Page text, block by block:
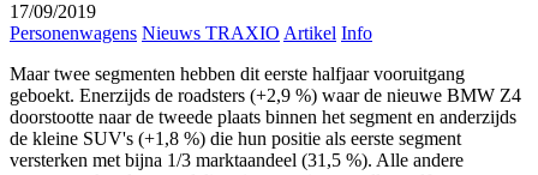
17/09/2019
Personenwagens Nieuws TRAXIO Artikel Info
Maar twee segmenten hebben dit eerste halfjaar vooruitgang
geboekt. Enerzijds de roadsters (+2,9 %) waar de nieuwe BMW Z4
doorstootte naar de tweede plaats binnen het segment en anderzijds
de kleine SUV's (+1,8 %) die hun positie als eerste segment
versterken met bijna 1/3 marktaandeel (31,5 %). Alle andere